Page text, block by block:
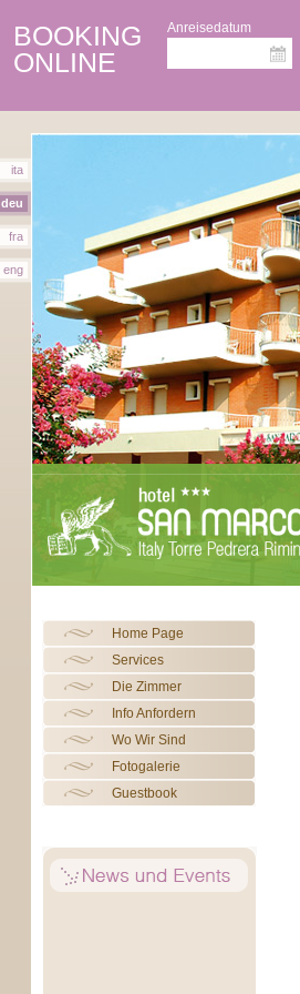
Home Page
Services
Die Zimmer
Info Anfordern
Wo Wir Sind
Fotogalerie
Guestbook
ita
deu
fra
eng
BOOKING
ONLINE
Anreisedatum